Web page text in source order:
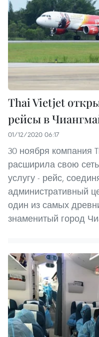
Thai Vietjet
рейсы в
01/12/2020 06:17
30 ноября компания
расширила свою
услугу - рейс,
административный
один из самых
знаменитый город